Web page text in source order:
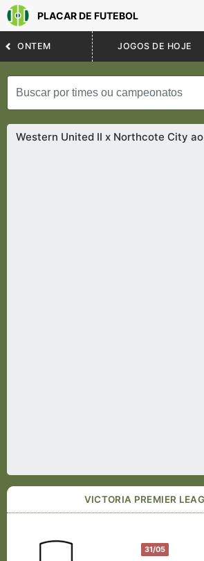
PLACAR DE FUTEBOL
ONTEM JOGOS DE HOJE
Western United II x Northcote City
VICTORIA PREMIER
31/05